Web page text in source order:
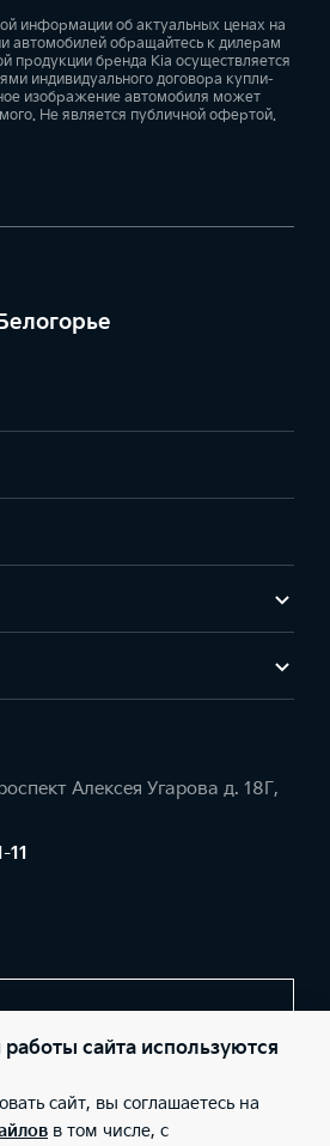
информации об актуальных ценах на
автомобилей обращайтесь к дилерам
продукции бренда Kia осуществляется
индивидуального договора купли-
изображение автомобиля может
Не является публичной офертой.
Алексея Угарова д. 18Г,
11
звонок
ООО "Оскольская автомобильная
г. Старый Оскол, проспект
сайта используются
сайт, вы соглашаетесь на
в том числе, с